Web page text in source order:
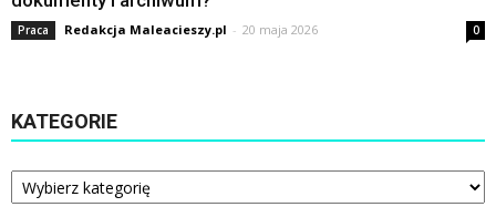
Praca Redakcja Maleacieszy.pl - 20 maja 2026 0
KATEGORIE
Kategorie